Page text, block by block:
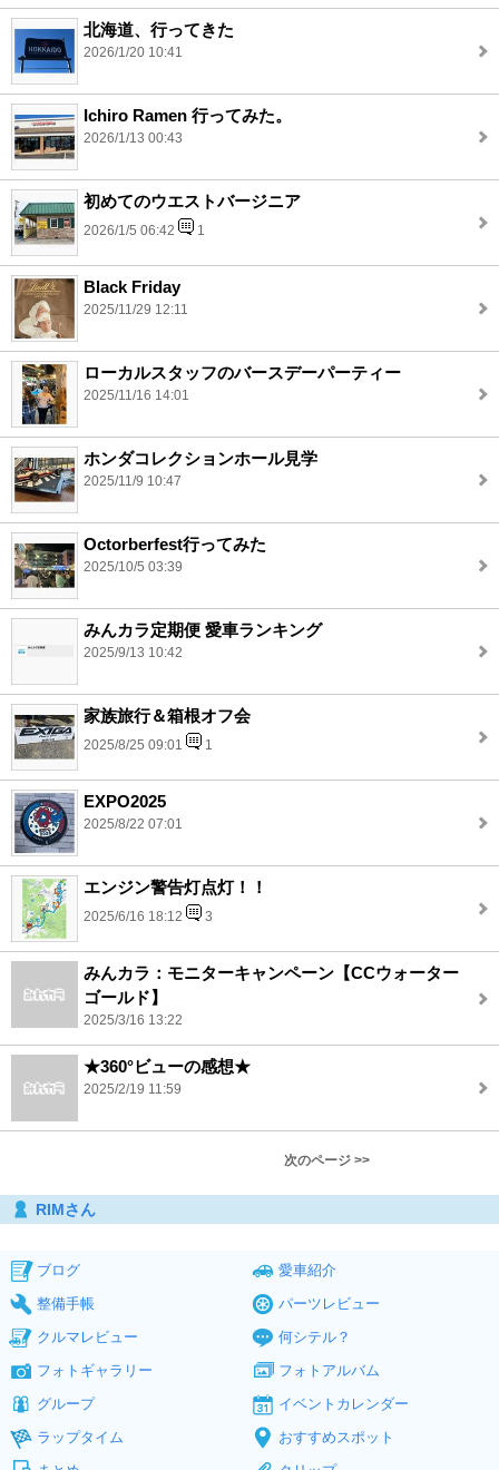
北海道、行ってきた
2026/1/20 10:41
Ichiro Ramen 行ってみた。
2026/1/13 00:43
初めてのウエストバージニア
2026/1/5 06:42 1
Black Friday
2025/11/29 12:11
ローカルスタッフのバースデーパーティー
2025/11/16 14:01
ホンダコレクションホール見学
2025/11/9 10:47
Octorberfest行ってみた
2025/10/5 03:39
みんカラ定期便 愛車ランキング
2025/9/13 10:42
家族旅行＆箱根オフ会
2025/8/25 09:01 1
EXPO2025
2025/8/22 07:01
エンジン警告灯点灯！！
2025/6/16 18:12 3
みんカラ：モニターキャンペーン【CCウォーター
ゴールド】
2025/3/16 13:22
★360°ビューの感想★
2025/2/19 11:59
次のページ >>
RIMさん
ブログ
愛車紹介
整備手帳
パーツレビュー
クルマレビュー
何シテル？
フォトギャラリー
フォトアルバム
グループ
イベントカレンダー
ラップタイム
おすすめスポット